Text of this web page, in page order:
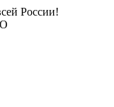
России!